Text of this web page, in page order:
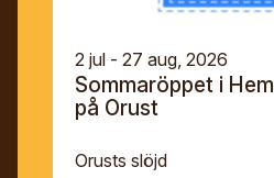
2 jul - 27 aug, 2026
Sommaröppet i
på Orust
Orusts slöjd